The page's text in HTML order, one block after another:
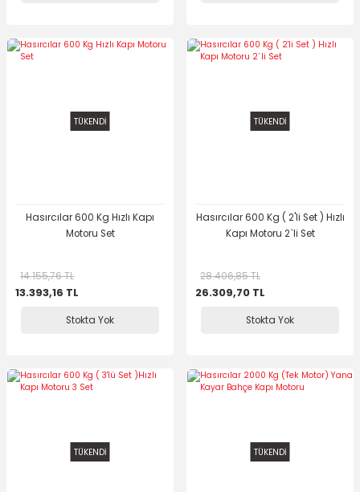
TÜKENDİ
Hasırcılar 600 Kg Hızlı Kapı
Motoru Set
14.155,76 TL
13.393,16 TL
Stokta Yok
TÜKENDİ
Hasırcılar 600 Kg ( 2'li Set ) Hızlı
Kapı Motoru 2`li Set
28.406,85 TL
26.309,70 TL
Stokta Yok
TÜKENDİ TÜKENDİ